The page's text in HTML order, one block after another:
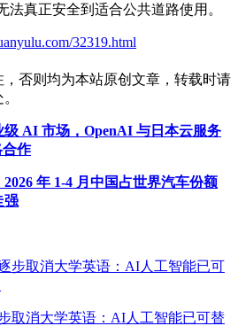
法真正安全到适合公共道路使用。
32319.html
，否则均为本站原创文章，转载时请
级 AI 市场，OpenAI 与日本云服务
合作
年 1-4 月中国占世界汽车份额
强
取消大学英语：AI人工智能已可替